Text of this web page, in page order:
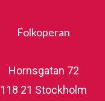
Folkoperan
Hornsgatan 72
118 21 Stockholm